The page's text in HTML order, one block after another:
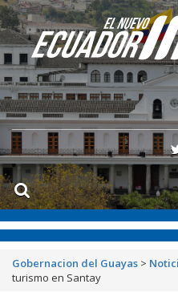
Gobernacion del Guayas >
turismo en Santay